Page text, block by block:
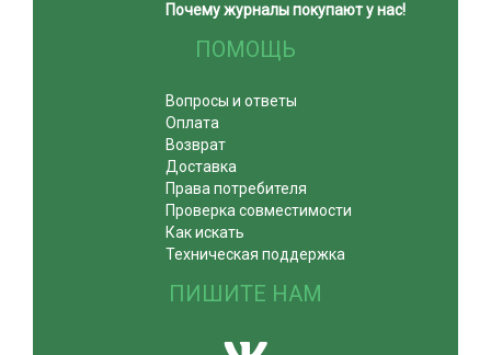
Почему журналы покупают у нас!
ПОМОЩЬ
Вопросы и ответы
Оплата
Возврат
Доставка
Права потребителя
Проверка совместимости
Как искать
Техническая поддержка
ПИШИТЕ НАМ